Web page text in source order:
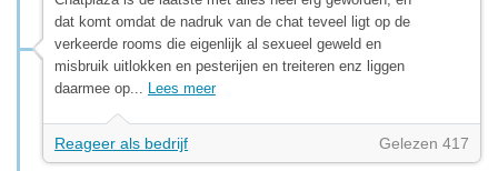
dat komt omdat de nadruk van de chat teveel ligt op de
verkeerde rooms die eigenlijk al sexueel geweld en
misbruik uitlokken en pesterijen en treiteren enz liggen
daarmee op... Lees meer
Reageer als bedrijf Gelezen 417